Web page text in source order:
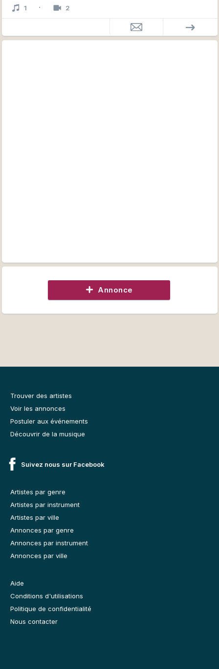
1 · 2
Annonce
Trouver des artistes
Voir les annonces
Postuler aux événements
Découvrir de la musique
Suivez nous sur Facebook
Artistes par genre
Artistes par instrument
Artistes par ville
Annonces par genre
Annonces par instrument
Annonces par ville
Aide
Conditions d'utilisations
Politique de confidentialité
Nous contacter